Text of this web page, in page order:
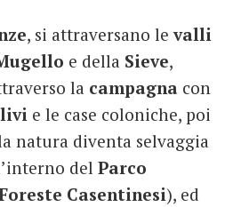
, si attraversano levalli
e della Sieve,
la campagna con
e le case coloniche, poi
natura diventa selvaggia
del Parco
Casentinesi), ed